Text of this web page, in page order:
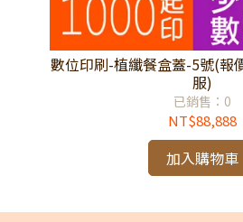
數位印刷-植纖餐盒蓋-5號(報
服)
已銷售：0
NT$88,888
加入購物車